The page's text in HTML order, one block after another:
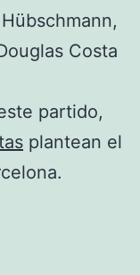
Costa
partido,
plantean el